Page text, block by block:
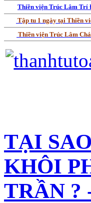
Thiền viện Trúc Lâm Trí
Tập tu 1 ngày tại Thiền
Thiền viện Trúc Lâm
TẠI
KHÔI
TRẦN ?